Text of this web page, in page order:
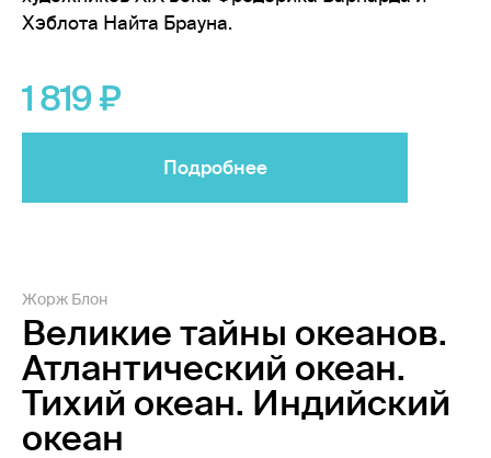
Хэблота Найта Брауна.
1 819
Подробнее
Жорж Блон
Великие тайны океанов.
Атлантический океан.
Тихий океан. Индийский
океан